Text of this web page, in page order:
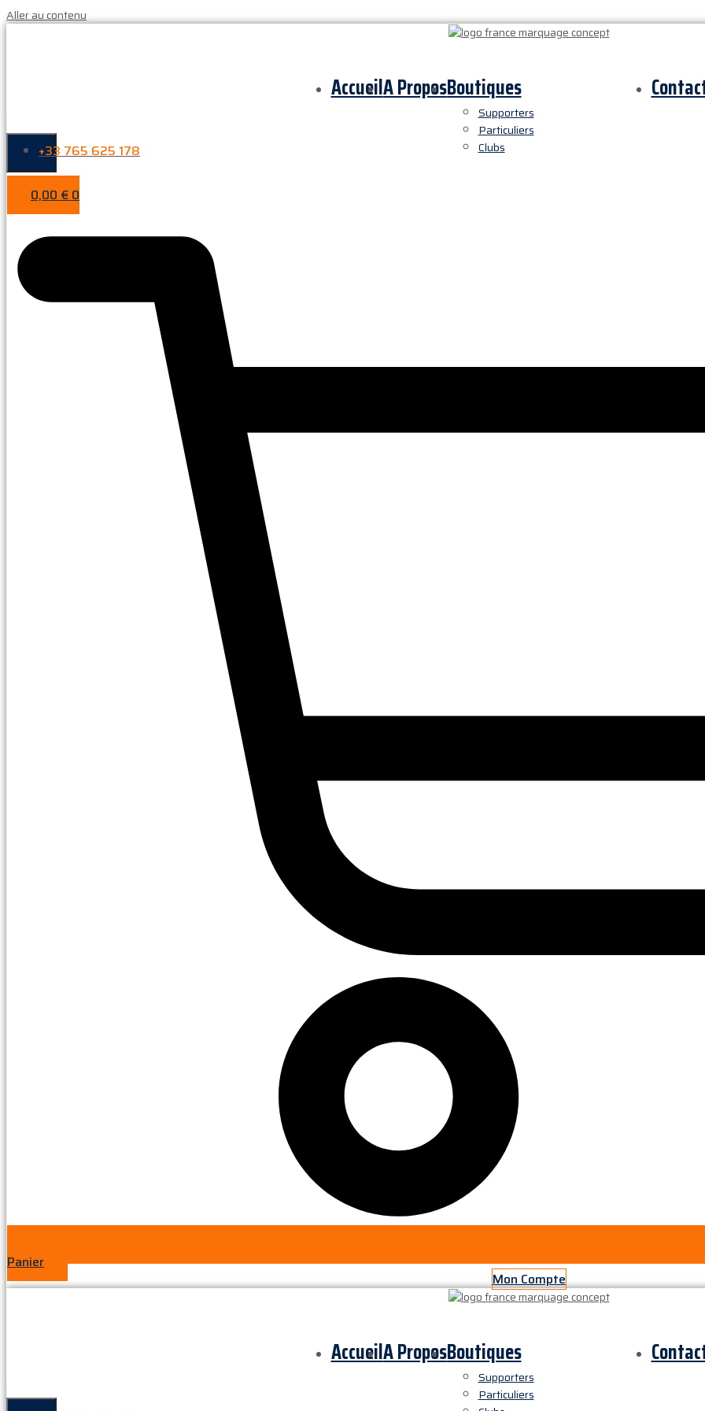
Aller au contenu
AccueilA ProposBoutiques
Supporters
Particuliers
Clubs
+33 765 625 178
0,00€0
Panier
Mon Compte
AccueilA ProposBoutiques
Supporters
Particuliers